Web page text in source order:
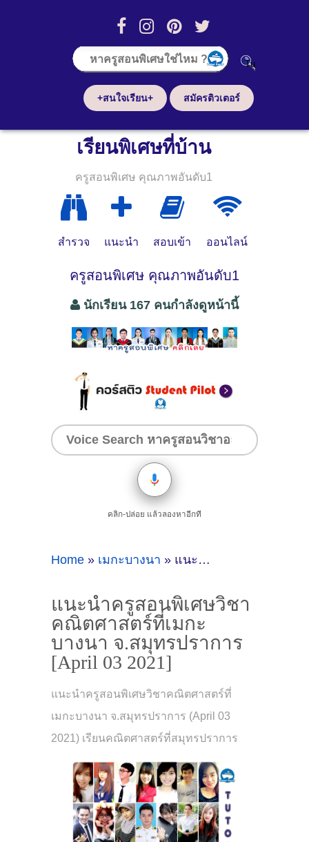
+สนใจเรียน+ สมัครติวเตอร์
เรียนพิเศษที่บ้าน
ครูสอนพิเศษ คุณภาพอันดับ1
สำรวจ แนะนำ สอบเข้า ออนไลน์
ครูสอนพิเศษ คุณภาพอันดับ1
นักเรียน 167 คนกำลังดูหน้านี้
คลิก-ปล่อย แล้วลองหาอีกที
Home » เมกะบางนา » แนะนำครูสอนพิเศษวิชาคณิตศาสตร์ที่เมกะบางนา จ.สมุทรปราการ [April 03 2021]
แนะนำครูสอนพิเศษวิชา
คณิตศาสตร์ที่เมกะ
บางนา จ.สมุทรปราการ
[April 03 2021]
แนะนำครูสอนพิเศษวิชาคณิตศาสตร์ที่
เมกะบางนา จ.สมุทรปราการ (April 03
2021) เรียนคณิตศาสตร์ที่สมุทรปราการ